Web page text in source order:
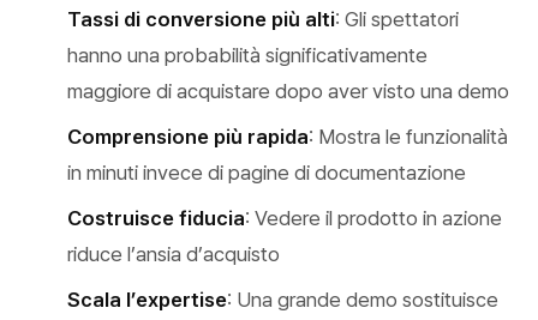
Tassi di conversione più alti: Gli spettatori
hanno una probabilità significativamente
maggiore di acquistare dopo aver visto una demo
Comprensione più rapida: Mostra le funzionalità
in minuti invece di pagine di documentazione
Costruisce fiducia: Vedere il prodotto in azione
riduce l’ansia d’acquisto
Scala l’expertise: Una grande demo sostituisce